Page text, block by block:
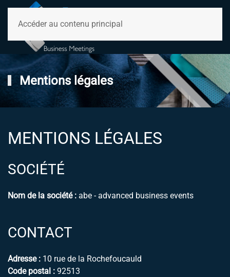
Accéder au contenu principal
Mentions légales
MENTIONS LÉGALES
SOCIÉTÉ
Nom de la société : abe - advanced business events
CONTACT
Adresse : 10 rue de la Rochefoucauld
Code postal : 92513